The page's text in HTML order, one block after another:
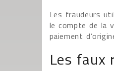
Les fraudeurs
le compte de la
paiement
Les faux